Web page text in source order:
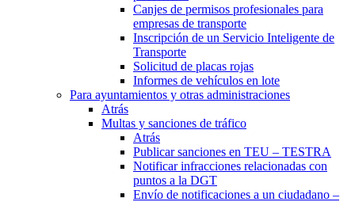
Canjes de permisos profesionales para
empresas de transporte
Inscripción de un Servicio Inteligente de
Transporte
Solicitud de placas rojas
Informes de vehículos en lote
Para ayuntamientos y otras administraciones
Atrás
Multas y sanciones de tráfico
Atrás
Publicar sanciones en TEU – TESTRA
Notificar infracciones relacionadas con
puntos a la DGT
Envío de notificaciones a un ciudadano –